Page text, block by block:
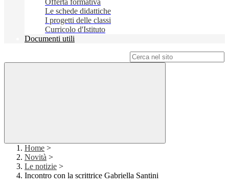
Offerta formativa
Le schede didattiche
I progetti delle classi
Curricolo d'Istituto
Documenti utili
Home >
Novità >
Le notizie >
Incontro con la scrittrice Gabriella Santini